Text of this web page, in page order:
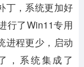
丁，系统更加好
行了Win11专用
进程更少，启动
，系统集成了